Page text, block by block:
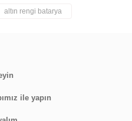
siz yapın!
Yaz
altın rengi batarya
ile yapın